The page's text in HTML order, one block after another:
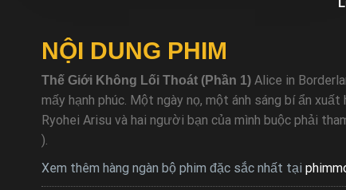
NỘI DUNG PHIM
Thế Giới Không Lối Thoát (Phần 1) Alice in
mấy hạnh phúc. Một ngày nọ, một ánh sáng bí ẩn
Ryohei Arisu và hai người bạn của mình buộc phải
).
Xem thêm hàng ngàn bộ phim đặc sắc nhất tại